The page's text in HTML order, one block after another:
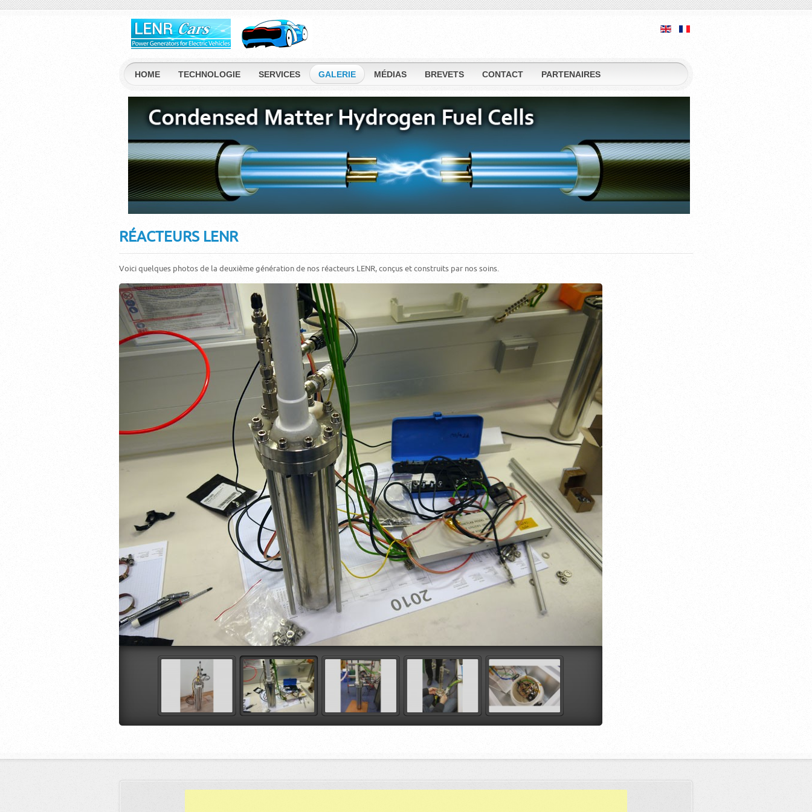
HOME TECHNOLOGIE SERVICES GALERIE MÉDIAS BREVETS CONTACT PARTENAIRES
RÉACTEURS LENR
Voici quelques photos de la deuxième génération de nos réacteurs LENR, conçus et construits par nos soins.